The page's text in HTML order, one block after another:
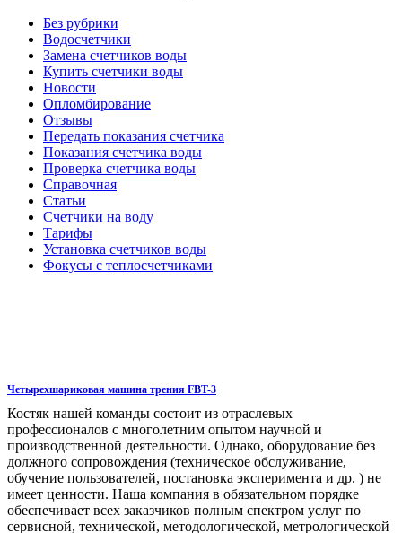
Без рубрики
Водосчетчики
Замена счетчиков воды
Купить счетчики воды
Новости
Опломбирование
Отзывы
Передать показания счетчика
Показания счетчика воды
Проверка счетчика воды
Справочная
Статьи
Счетчики на воду
Тарифы
Установка счетчиков воды
Фокусы с теплосчетчиками
Четырехшариковая машина трения FBT-3
Костяк нашей команды состоит из отраслевых
профессионалов с многолетним опытом научной и
производственной деятельности. Однако, оборудование без
должного сопровождения (техническое обслуживание,
обучение пользователей, постановка эксперимента и др. ) не
имеет ценности. Наша компания в обязательном порядке
обеспечивает всех заказчиков полным спектром услуг по
сервисной, технической, методологической, метрологической